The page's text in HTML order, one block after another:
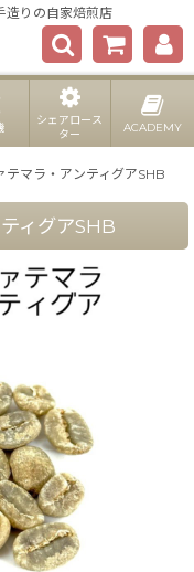
造りの自家焙煎店
シェアロース
ター
ACADEMY
テマラ・アンティグアSHB
ィグアSHB